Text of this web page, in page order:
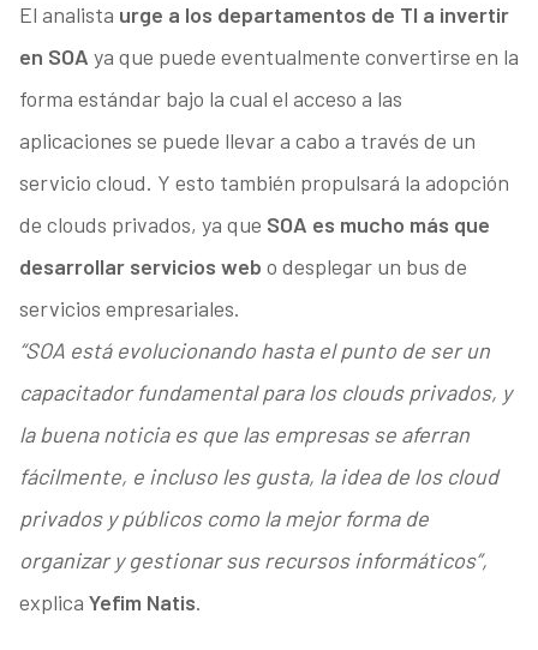
El analista urge a los departamentos de TI a invertir
en SOA ya que puede eventualmente convertirse en la
forma estándar bajo la cual el acceso a las
aplicaciones se puede llevar a cabo a través de un
servicio cloud. Y esto también propulsará la adopción
de clouds privados, ya que SOA es mucho más que
desarrollar servicios web o desplegar un bus de
servicios empresariales.
“SOA está evolucionando hasta el punto de ser un
capacitador fundamental para los clouds privados, y
la buena noticia es que las empresas se aferran
fácilmente, e incluso les gusta, la idea de los cloud
privados y públicos como la mejor forma de
organizar y gestionar sus recursos informáticos”,
explica Yefim Natis.